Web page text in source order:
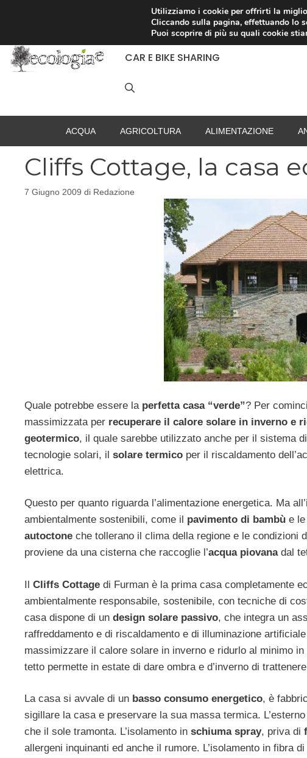
RACCOLTA DIFFERENZIATA
CAR E BIKE SHARING
ACQUA AGRICOLTURA ALIMENTAZIONE
Cliffs Cottage, la casa
7 Giugno 2009 di Redazione
Quale potrebbe essere la perfetta casa “verde”? Per
massimizzata per recuperare il calore solare in inverno e
geotermico, il quale sarebbe utilizzato anche per il sistema
tecnologie solari, il solare termico per il riscaldamento
elettrica.
Questo per quanto riguarda l’alimentazione energetica. Ma
ambientalmente sostenibili, come il pavimento di bambù e le
autoctone che tollerano il clima della regione e le condizioni
proviene da una cisterna che raccoglie l’acqua piovanadal
Il Cliffs Cottage di Furman è la prima casa completamente
ambientalmente responsabile, sostenibile, con tecniche di
casa dispone di un design solare passivo, che integra un
raffreddamento e di riscaldamento e di illuminazione
massimizzare il calore solare in inverno e ridurlo al minimo
tetto permette in estate di dare ombra e d’inverno di
La casa si avvale di un basso consumo energetico, è
sigillare la casa e preservare la sua massa termica.
che il sole tramonta. L’isolamento in schiuma spray, priva di
allergeni inquinanti ed anche il rumore. L’isolamento in fibra
Utilizziamo i cookie per offrirti la
Cliccando sulla pagina, effettuando lo
Puoi scoprire di più su quali cookie